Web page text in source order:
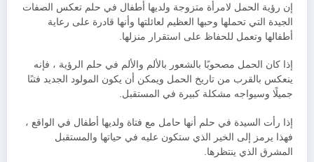
إن رؤية الحمل لامرأة متزوجة ولديها أطفال في حلم تعكس الصفات
الجيدة التي تحملها وحبها العظيم لعائلتها وأنها قادرة على رعاية
أطفالها وتعمل للحفاظ على استقرار منزلها.
إذا كان الحمل مصحوبًا بالشعور بالألم والألم في حلم الرؤية ، فإنه
ينعكس بالقرب من تاريخ الحمل ويمكن أن يكون المولود الجديد فتىًا
جميلًا وسيواجه مشكلة كبيرة في المستقبل.
إذا رأت السيدة في حلم أنها حامل مع فتاة ولديها أطفال في الواقع ،
فهذا يرمز إلى الخير الذي ستكون عليه في حياتها والمستقبل
المشرق الذي ينتظرها.